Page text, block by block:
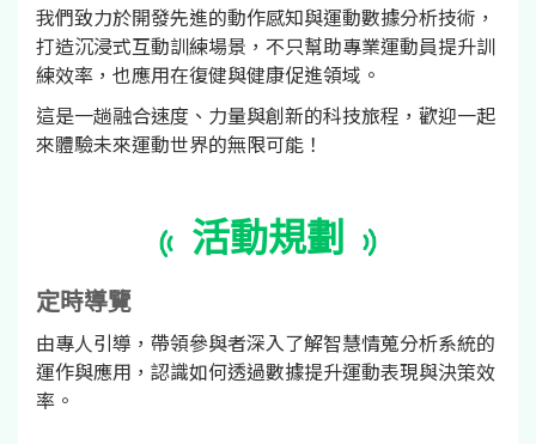
我們致力於開發先進的動作感知與運動數據分析技術，
打造沉浸式互動訓練場景，不只幫助專業運動員提升訓
練效率，也應用在復健與健康促進領域。
這是一趟融合速度、力量與創新的科技旅程，歡迎一起
來體驗未來運動世界的無限可能！
活動規劃
定時導覽
由專人引導，帶領參與者深入了解智慧情蒐分析系統的
運作與應用，認識如何透過數據提升運動表現與決策效
率。